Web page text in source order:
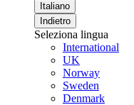
Italiano
Indietro
Seleziona lingua
International
UK
Norway
Sweden
Denmark